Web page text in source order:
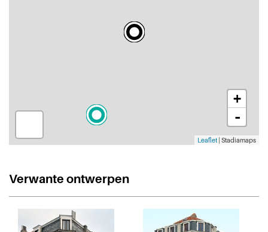
+
-
Leaflet | Stadiamaps
Verwante ontwerpen